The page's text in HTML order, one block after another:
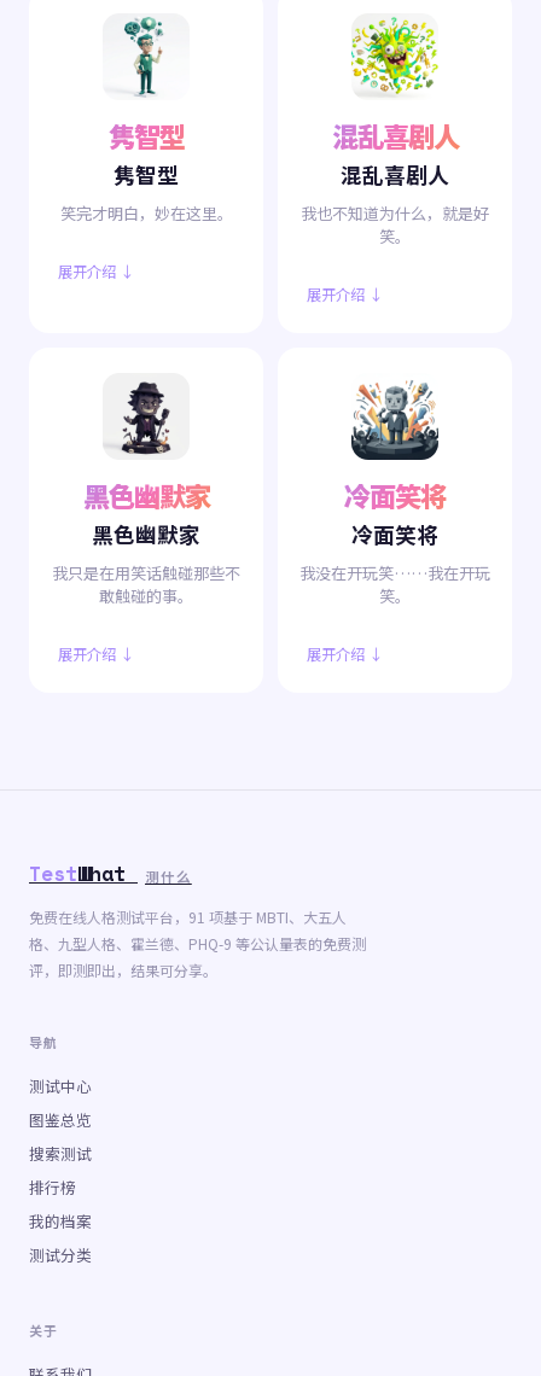
隽智型
隽智型
笑完才明白，妙在这里。
展开介绍 ↓
混乱喜剧人
混乱喜剧人
我也不知道为什么，就是好
笑。
展开介绍 ↓
黑色幽默家
黑色幽默家
我只是在用笑话触碰那些不
敢触碰的事。
展开介绍 ↓
冷面笑将
冷面笑将
我没在开玩笑……我在开玩
笑。
展开介绍 ↓
TestWhat 测什么
免费在线人格测试平台，91 项基于 MBTI、大五人
格、九型人格、霍兰德、PHQ-9 等公认量表的免费测
评，即测即出，结果可分享。
导航
测试中心
图鉴总览
搜索测试
排行榜
我的档案
测试分类
关于